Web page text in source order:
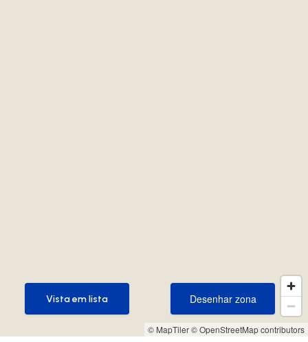
© MapTiler© OpenStreetMap contributors
Desenhar zona
Desenhar zona
Vista em lista
Vista em lista